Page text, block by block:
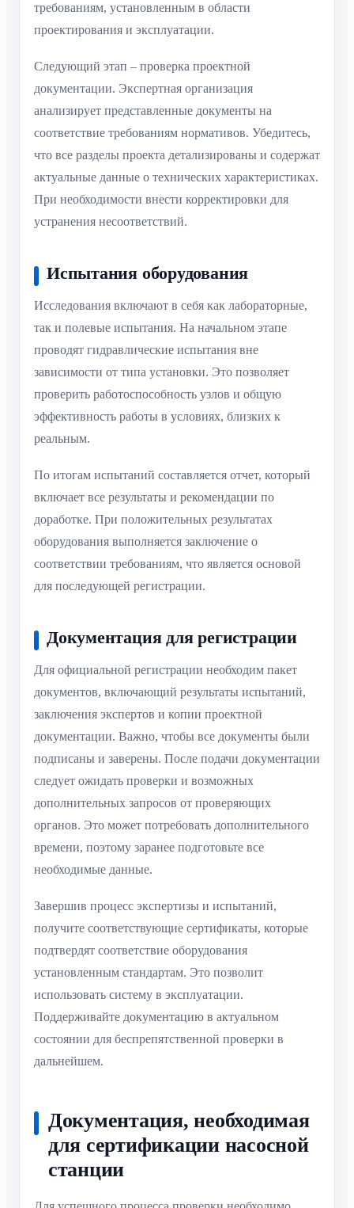
требованиям, установленным в области
проектирования и эксплуатации.
Следующий этап – проверка проектной
документации. Экспертная организация
анализирует представленные документы на
соответствие требованиям нормативов. Убедитесь,
что все разделы проекта детализированы и содержат
актуальные данные о технических характеристиках.
При необходимости внести корректировки для
устранения несоответствий.
Испытания оборудования
Исследования включают в себя как лабораторные,
так и полевые испытания. На начальном этапе
проводят гидравлические испытания вне
зависимости от типа установки. Это позволяет
проверить работоспособность узлов и общую
эффективность работы в условиях, близких к
реальным.
По итогам испытаний составляется отчет, который
включает все результаты и рекомендации по
доработке. При положительных результатах
оборудования выполняется заключение о
соответствии требованиям, что является основой
для последующей регистрации.
Документация для регистрации
Для официальной регистрации необходим пакет
документов, включающий результаты испытаний,
заключения экспертов и копии проектной
документации. Важно, чтобы все документы были
подписаны и заверены. После подачи документации
следует ожидать проверки и возможных
дополнительных запросов от проверяющих
органов. Это может потребовать дополнительного
времени, поэтому заранее подготовьте все
необходимые данные.
Завершив процесс экспертизы и испытаний,
получите соответствующие сертификаты, которые
подтвердят соответствие оборудования
установленным стандартам. Это позволит
использовать систему в эксплуатации.
Поддерживайте документацию в актуальном
состоянии для беспрепятственной проверки в
дальнейшем.
Документация, необходимая
для сертификации насосной
станции